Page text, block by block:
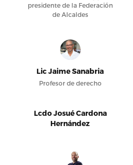
presidente de la Federación
de Alcaldes
Lic Jaime Sanabria
Profesor de derecho
Lcdo Josué Cardona
Hernández